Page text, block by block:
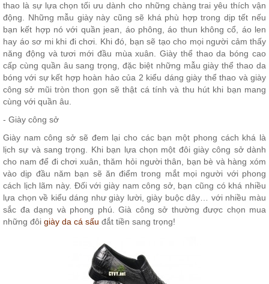
thao là sự lựa chọn tối ưu dành cho những chàng trai yêu thích vận
động. Những mẫu giày này cũng sẽ khá phù hợp trong dịp tết nếu
bạn kết hợp nó với quần jean, áo phông, áo thun không cổ, áo len
hay áo sơ mi khi đi chơi. Khi đó, bạn sẽ tạo cho mọi người cảm thấy
năng động và tươi mới đầu mùa xuân. Giày thể thao da bóng cao
cấp cùng quần âu sang trọng, đặc biệt những mẫu giày thể thao da
bóng với sự kết hợp hoàn hảo của 2 kiểu dáng giày thể thao và giày
công sở mũi tròn thon gọn sẽ thật cá tính và thu hút khi bạn mang
cùng với quần âu.
- Giày công sở
Giày nam công sở sẽ đem lại cho các bạn một phong cách khá là
lịch sự và sang trọng. Khi bạn lựa chọn một đôi giày công sở dành
cho nam để đi chơi xuân, thăm hỏi người thân, bạn bè và hàng xóm
vào dịp đầu năm bạn sẽ ăn điểm trong mắt mọi người với phong
cách lịch lãm này. Đối với giày nam công sở, bạn cũng có khá nhiều
lựa chọn về kiểu dáng như giày lười, giày buộc dây… với nhiều màu
sắc đa dạng và phong phú. Già công sở thường được chọn mua
những đôi giày da cá sấu đắt tiền sang trọng!